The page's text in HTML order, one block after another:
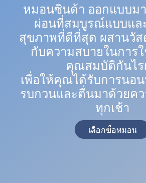
หมอนซินด้า ออกแบบม
ผ่อนที่สมบูรณ์แบบแล
สุขภาพที่ดีที่สุด ผสานวั
กับความสบายในการ
คุณสมบัติกันไ
เพื่อให้คุณได้รับการนอ
รบกวนและตื่นมาด้วยค
ทุกเช้า
เลือกซื้อหมอน